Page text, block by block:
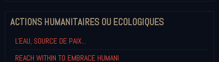
ACTIONS HUMANITAIRES OU ECOLOGIQUES
L'EAU, SOURCE DE PAIX...
REACH WITHIN TO EMBRACE HUMANI